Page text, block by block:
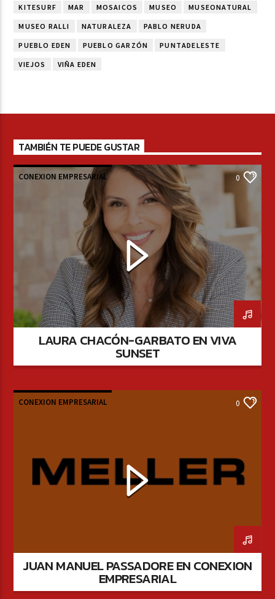
KITESURF MAR MOSAICOS MUSEO MUSEONATURAL
MUSEO RALLI NATURALEZA PABLO NERUDA
PUEBLO EDEN PUEBLO GARZÓN PUNTADELESTE
VIEJOS VIÑA EDEN
TAMBIÉN TE PUEDE GUSTAR
CONEXION EMPRESARIAL 0
LAURA CHACÓN-GARBATO EN VIVA
SUNSET
CONEXION EMPRESARIAL 0
JUAN MANUEL PASSADORE EN CONEXION
EMPRESARIAL